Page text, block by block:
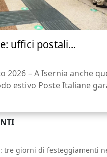
uffici postali...
2026 – A Isernia anche
estivo Poste Italiane
tre giorni di festeggiamenti